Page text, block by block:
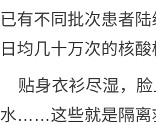
已有不同批次患者
日均几十万次的核酸
贴身衣衫尽湿，
水……这些就是隔离